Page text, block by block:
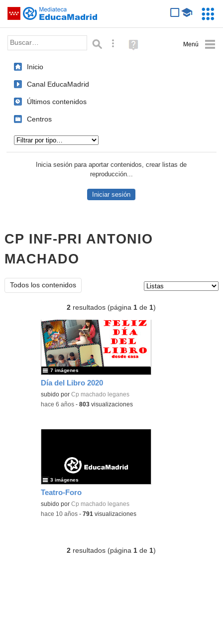
Saltar navegación
Palabra o frase: Búsqueda avanzada
Ayuda
(en
Inicio
Canal EducaMadrid
Últimos contenidos
Centros
Inicia sesión para aportar contenidos, crear listas de
reproducción...
Iniciar sesión
CP INF-PRI ANTONIO
MACHADO
Todos los contenidos
2 resultados (página1 de1)
Día del Libro 2020
subido porCp machado leganes
7 imágenes
-hace 6 años -803 visualizaciones
Teatro-Foro
subido porCp machado leganes
3 imágenes
-hace 10 años -791 visualizaciones
2 resultados (página 1 de 1)